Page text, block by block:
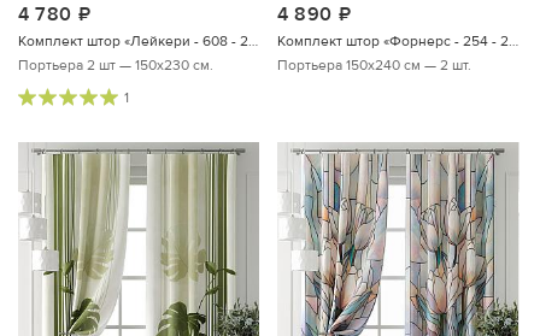
4 780
Портьера 2 шт — 150х230 см.
1
4 890
Портьера 150х240 см — 2 шт.